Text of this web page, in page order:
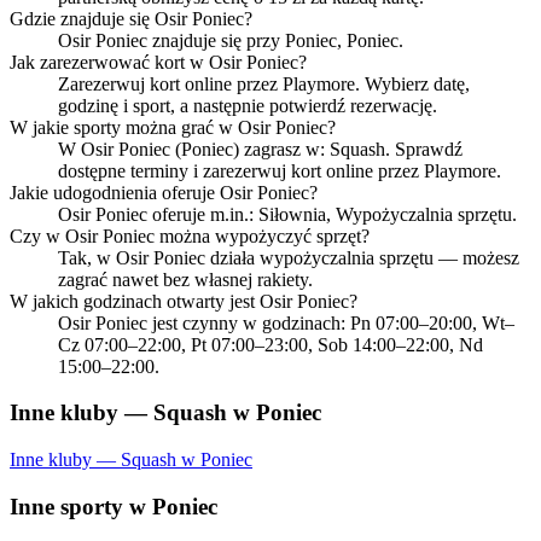
Gdzie znajduje się Osir Poniec?
Osir Poniec znajduje się przy Poniec, Poniec.
Jak zarezerwować kort w Osir Poniec?
Zarezerwuj kort online przez Playmore. Wybierz datę,
godzinę i sport, a następnie potwierdź rezerwację.
W jakie sporty można grać w Osir Poniec?
W Osir Poniec (Poniec) zagrasz w: Squash. Sprawdź
dostępne terminy i zarezerwuj kort online przez Playmore.
Jakie udogodnienia oferuje Osir Poniec?
Osir Poniec oferuje m.in.: Siłownia, Wypożyczalnia sprzętu.
Czy w Osir Poniec można wypożyczyć sprzęt?
Tak, w Osir Poniec działa wypożyczalnia sprzętu — możesz
zagrać nawet bez własnej rakiety.
W jakich godzinach otwarty jest Osir Poniec?
Osir Poniec jest czynny w godzinach: Pn 07:00–20:00, Wt–
Cz 07:00–22:00, Pt 07:00–23:00, Sob 14:00–22:00, Nd
15:00–22:00.
Inne kluby — Squash w Poniec
Inne kluby — Squash w Poniec
Inne sporty w Poniec